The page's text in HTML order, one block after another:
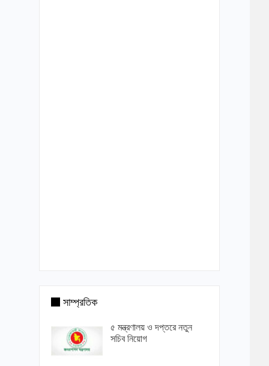
সাম্প্রতিক
৫ মন্ত্রণালয় ও দপ্তরে নতুন
সচিব নিয়োগ